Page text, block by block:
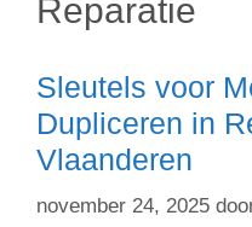
Reparatie
Sleutels voor
Dupliceren in
Vlaanderen
november 24, 2025